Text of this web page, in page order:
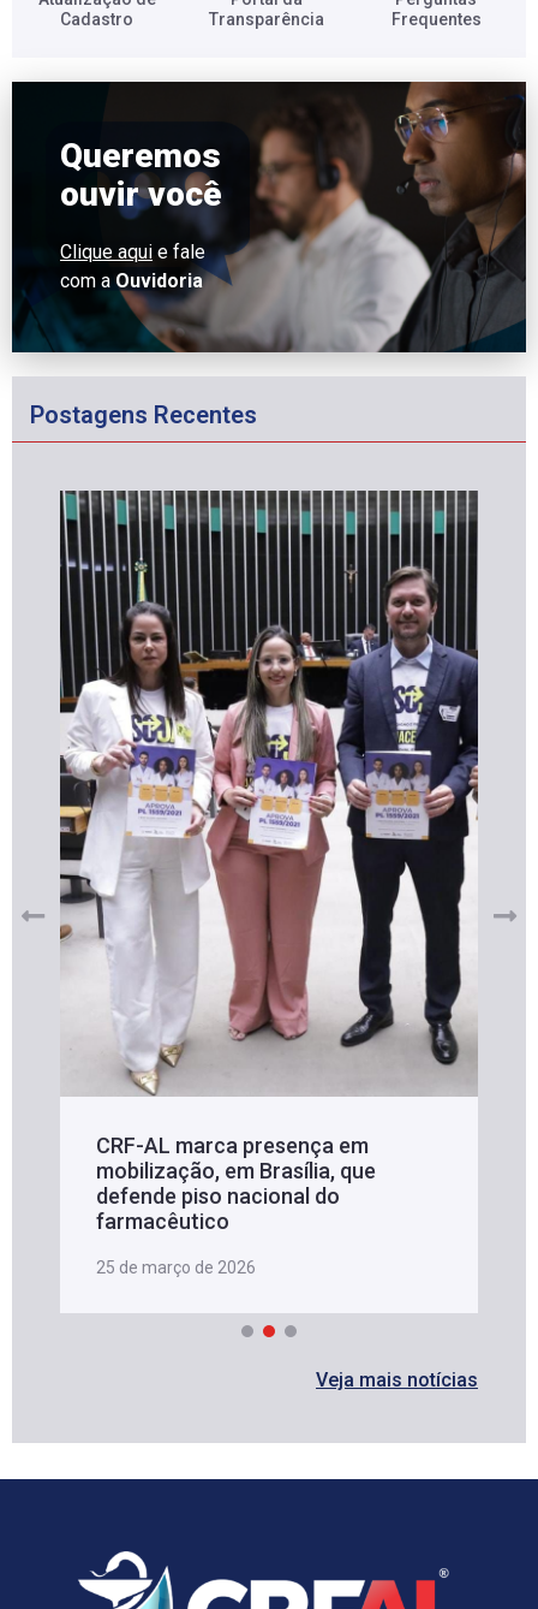
Cadastro​
Transparência​
Frequentes​
Queremos
ouvir você
Clique aqui e fale
com a Ouvidoria
Postagens Recentes
CRF-AL marca presença em
mobilização, em Brasília, que
defende piso nacional do
farmacêutico
25 de março de 2026
Veja mais notícias